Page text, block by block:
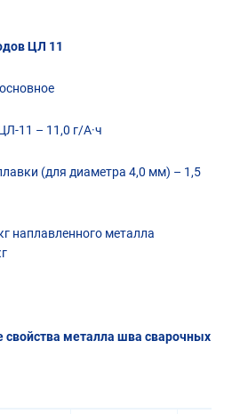
ЦЛ 11
11 – 11,0 г/А·ч
(для диаметра 4,0 мм) – 1,5
наплавленного металла
металла шва сварочных